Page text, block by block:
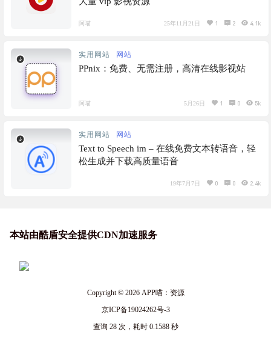
阿喵 25年11月21日 1 2 4.1k
实用网站 网站
PPnix：免费、无需注册，高清在线影视站
阿喵 5月26日 1 0 5k
实用网站 网站
Text to Speech im – 在线免费文本转语音，轻
松生成并下载高质量语音
19年7月7日 0 0 2.4k
本站由酷盾安全提供CDN加速服务
Copyright © 2026APP喵：资源
京ICP备19024262号-3
查询 28 次，耗时 0.1588 秒